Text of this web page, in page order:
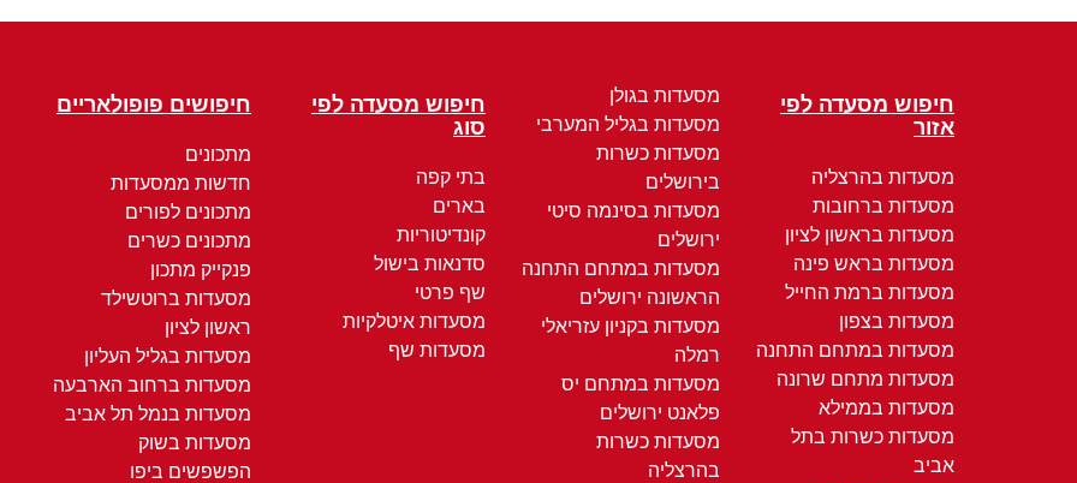
חיפוש מסעדה לפי
אזור
מסעדות בהרצליה
מסעדות ברחובות
מסעדות בראשון לציון
מסעדות בראש פינה
מסעדות ברמת החייל
מסעדות בצפון
מסעדות במתחם התחנה
מסעדות מתחם שרונה
מסעדות בממילא
מסעדות כשרות בתל
אביב
מסעדות בגולן
מסעדות בגליל המערבי
מסעדות כשרות
בירושלים
מסעדות בסינמה סיטי
ירושלים
מסעדות במתחם התחנה
הראשונה ירושלים
מסעדות בקניון עזריאלי
רמלה
מסעדות במתחם יס
פלאנט ירושלים
מסעדות כשרות
בהרצליה
חיפוש מסעדה לפי
סוג
בתי קפה
בארים
קונדיטוריות
סדנאות בישול
שף פרטי
מסעדות איטלקיות
מסעדות שף
חיפושים פופולאריים
מתכונים
חדשות ממסעדות
מתכונים לפורים
מתכונים כשרים
פנקייק מתכון
מסעדות ברוטשילד
ראשון לציון
מסעדות בגליל העליון
מסעדות ברחוב הארבעה
מסעדות בנמל תל אביב
מסעדות בשוק
הפשפשים ביפו